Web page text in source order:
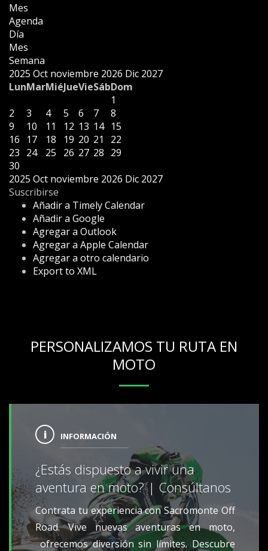
Mes
Agenda
Día
Mes
Semana
2025 Oct noviembre 2026 Dic 2027
LunMarMiéJueVieSábDom
1
2
3 4 5 6 7
8
9
10 11 12 13 14 15
16
17 18 19 20 21
22
23 24 25 26 27 28 29
30
2025 Oct noviembre 2026 Dic 2027
Suscribirse
Añadir a Timely Calendar
Añadir a Google
Agregar a Outlook
Agregar a Apple Calendar
Agregar a otro calendario
Export to XML
PERSONALIZAMOS TU RUTA EN
MOTO
INFORMACIÓN
¿Estás dispuesto a vivir una
aventura en moto? | Consúltanos
Contrata tu experiencia con Sacromonte Off
Road. Vive nuevas aventuras en moto,
ofrecemos diversión sin límites. Descubre